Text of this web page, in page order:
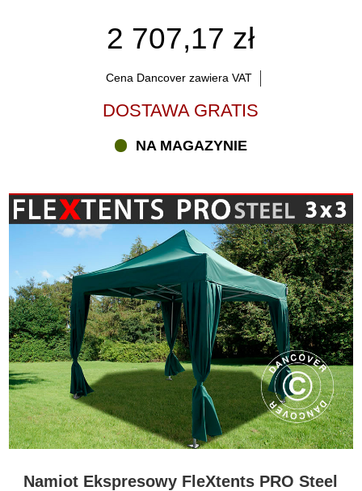
2 707,17 zł
Cena Dancover zawiera VAT
DOSTAWA GRATIS
NA MAGAZYNIE
Namiot Ekspresowy FleXtents PRO Steel